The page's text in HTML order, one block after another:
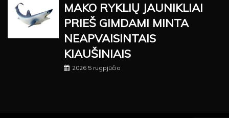
MAKO RYKLIŲ JAUNIKLIAI
PRIEŠ GIMDAMI MINTA
NEAPVAISINTAIS
KIAUŠINIAIS
2026 5 rugpjūčio